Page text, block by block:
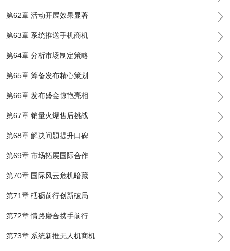
第62章 活动开展效果显著
第63章 系统推送手机商机
第64章 分析市场制定策略
第65章 筹备发布精心策划
第66章 发布盛会惊艳亮相
第67章 销量火爆售后挑战
第68章 解决问题提升口碑
第69章 市场拓展国际合作
第70章 国际风云危机暗藏
第71章 砥砺前行创新破局
第72章 情路磨合携手前行
第73章 系统新推无人机商机